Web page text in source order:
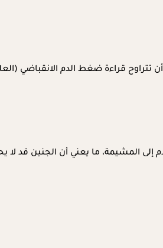
إلى المشيمة، ما يعني أن الجنين قد